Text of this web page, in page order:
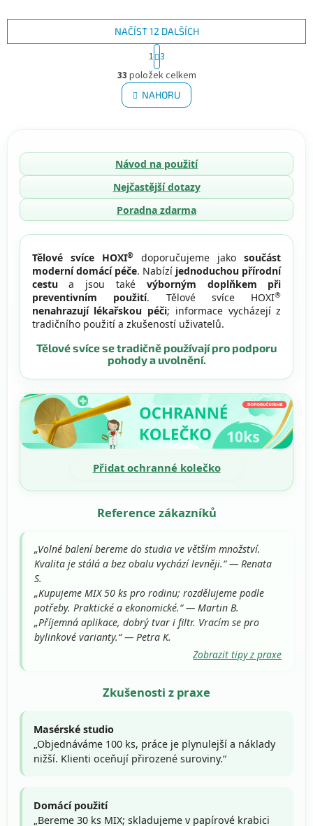
podporu relaxace, harmonizaci...
protizánětlivou kurkumu a Aloe...
O
v
l
á
a
í
p
r
v
k
ý
p
i
s
u
NAČÍST 12 DALŠÍCH
S
t
r
á
n
k
v
n
í
1 3
33 položek celkem
NAHORU
Návod na použití
Nejčastější dotazy
Poradna zdarma
Tělové svíce HOXI®doporučujeme jakosoučást
moderní domácí péče. Nabízí jednoduchou přírodní
cestua jsou také výborným doplňkem při
preventivním použití. Tělové svíce HOXI®
nenahrazují lékařskou péči; informace vycházejí z
tradičního použití a zkušeností uživatelů.
Tělové svíce se tradičně používají pro podporu
pohody a uvolnění.
Přidat ochranné kolečko
Reference zákazníků
„Volné balení bereme do studia ve větším množství.
Kvalita je stálá a bez obalu vychází levněji.“ — Renata
S.
„Kupujeme MIX 50 ks pro rodinu; rozdělujeme podle
potřeby. Praktické a ekonomické.“ — Martin B.
„Příjemná aplikace, dobrý tvar i filtr. Vracím se pro
bylinkové varianty.“ — Petra K.
Zobrazit tipy z praxe
Zkušenosti z praxe
Masérské studio
„Objednáváme 100 ks, práce je plynulejší a náklady
nižší. Klienti oceňují přirozené suroviny.“
Domácí použití
„Bereme 30 ks MIX; skladujeme v papírové krabici